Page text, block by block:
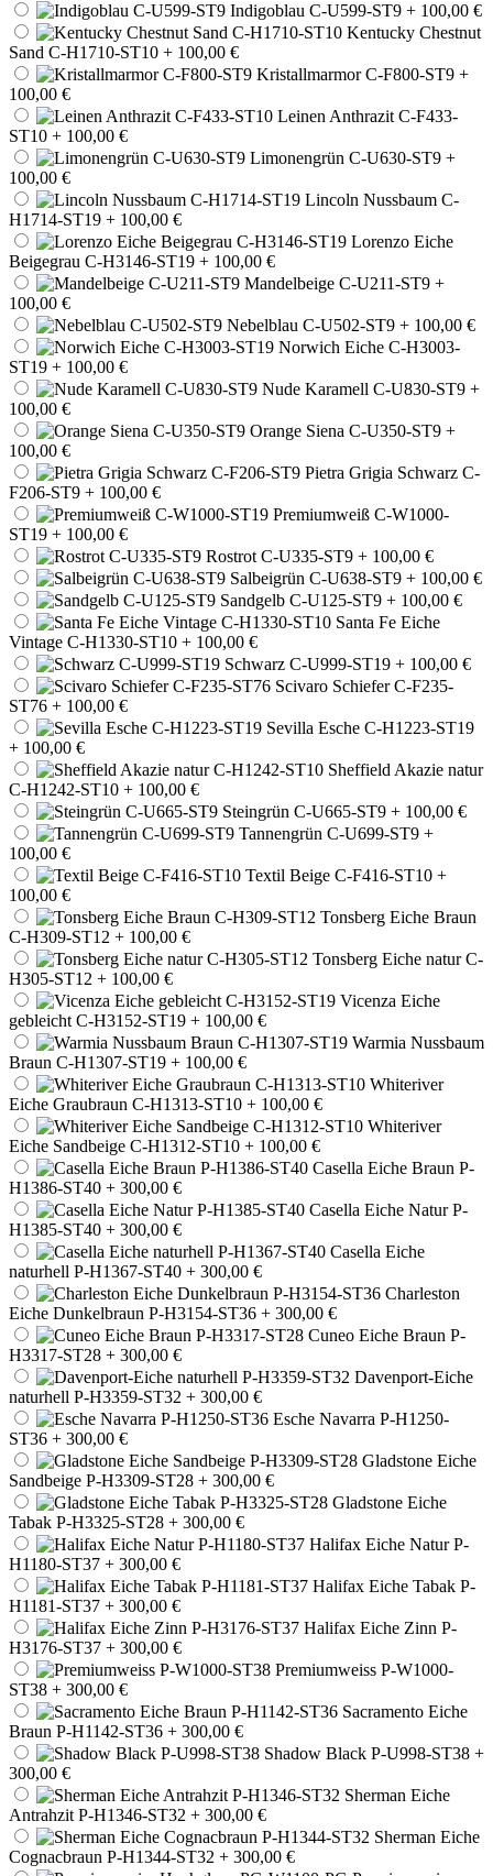
Indigoblau C-U599-ST9 + 100,00 €
Kentucky Chestnut
Sand C-H1710-ST10 + 100,00 €
Kristallmarmor C-F800-ST9 +
100,00 €
Leinen Anthrazit C-F433-
ST10 + 100,00 €
Limonengrün C-U630-ST9 +
100,00 €
Lincoln Nussbaum C-
H1714-ST19 + 100,00 €
Lorenzo Eiche
Beigegrau C-H3146-ST19 + 100,00 €
Mandelbeige C-U211-ST9 +
100,00 €
Nebelblau C-U502-ST9 + 100,00 €
Norwich Eiche C-H3003-
ST19 + 100,00 €
Nude Karamell C-U830-ST9 +
100,00 €
Orange Siena C-U350-ST9 +
100,00 €
Pietra Grigia Schwarz C-
F206-ST9 + 100,00 €
Premiumweiß C-W1000-
ST19 + 100,00 €
Rostrot C-U335-ST9 + 100,00 €
Salbeigrün C-U638-ST9 + 100,00 €
Sandgelb C-U125-ST9 + 100,00 €
Santa Fe Eiche
Vintage C-H1330-ST10 + 100,00 €
Schwarz C-U999-ST19 + 100,00 €
Scivaro Schiefer C-F235-
ST76 + 100,00 €
Sevilla Esche C-H1223-ST19
+ 100,00 €
Sheffield Akazie natur
C-H1242-ST10 + 100,00 €
Steingrün C-U665-ST9 + 100,00 €
Tannengrün C-U699-ST9 +
100,00 €
Textil Beige C-F416-ST10 +
100,00 €
Tonsberg Eiche Braun
C-H309-ST12 + 100,00 €
Tonsberg Eiche natur C-
H305-ST12 + 100,00 €
Vicenza Eiche
gebleicht C-H3152-ST19 + 100,00 €
Warmia Nussbaum
Braun C-H1307-ST19 + 100,00 €
Whiteriver
Eiche Graubraun C-H1313-ST10 + 100,00 €
Whiteriver
Eiche Sandbeige C-H1312-ST10 + 100,00 €
Casella Eiche Braun P-
H1386-ST40 + 300,00 €
Casella Eiche Natur P-
H1385-ST40 + 300,00 €
Casella Eiche
naturhell P-H1367-ST40 + 300,00 €
Charleston
Eiche Dunkelbraun P-H3154-ST36 + 300,00 €
Cuneo Eiche Braun P-
H3317-ST28 + 300,00 €
Davenport-Eiche
naturhell P-H3359-ST32 + 300,00 €
Esche Navarra P-H1250-
ST36 + 300,00 €
Gladstone Eiche
Sandbeige P-H3309-ST28 + 300,00 €
Gladstone Eiche
Tabak P-H3325-ST28 + 300,00 €
Halifax Eiche Natur P-
H1180-ST37 + 300,00 €
Halifax Eiche Tabak P-
H1181-ST37 + 300,00 €
Halifax Eiche Zinn P-
H3176-ST37 + 300,00 €
Premiumweiss P-W1000-
ST38 + 300,00 €
Sacramento Eiche
Braun P-H1142-ST36 + 300,00 €
Shadow Black P-U998-ST38 +
300,00 €
Sherman Eiche
Antrahzit P-H1346-ST32 + 300,00 €
Sherman Eiche
Cognacbraun P-H1344-ST32 + 300,00 €